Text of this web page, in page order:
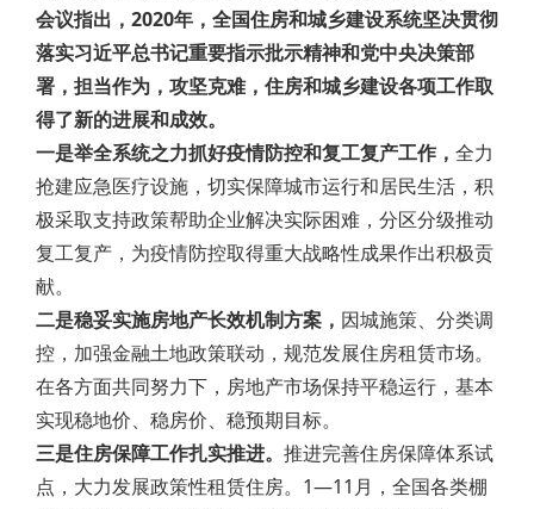
会议指出，2020年，全国住房和城乡建设系统坚决贯彻
落实习近平总书记重要指示批示精神和党中央决策部
署，担当作为，攻坚克难，住房和城乡建设各项工作取
得了新的进展和成效。
一是举全系统之力抓好疫情防控和复工复产工作， 全力
抢建应急医疗设施，切实保障城市运行和居民生活，积
极采取支持政策帮助企业解决实际困难，分区分级推动
复工复产，为疫情防控取得重大战略性成果作出积极贡
献。
二是稳妥实施房地产长效机制方案， 因城施策、分类调
控，加强金融土地政策联动，规范发展住房租赁市场。
在各方面共同努力下，房地产市场保持平稳运行，基本
实现稳地价、稳房价、稳预期目标。
三是住房保障工作扎实推进。 推进完善住房保障体系试
点，大力发展政策性租赁住房。1—11月，全国各类棚